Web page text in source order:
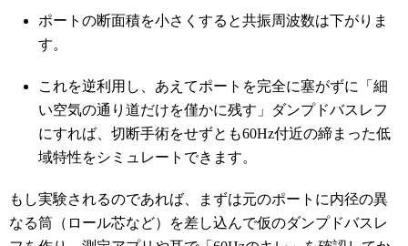
ポートの断面積を小さくすると共振周波数は下がりま
す。
これを逆利用し、あえてポートを完全に塞がずに「細
い空気の通り道だけを僅かに残す」ダンプドバスレフ
にすれば、切断手術をせずとも60Hz付近の締まった低
域特性をシミュレートできます。
もし実験されるのであれば、まずは元のポートに内径の異
なる筒（ロール芯など）を差し込んで仮のダンプドバスレ